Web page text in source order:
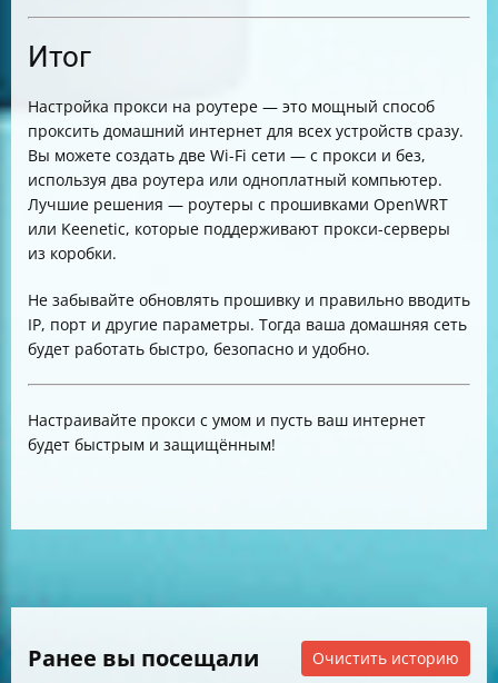
Итог
Настройка прокси на роутере — это мощный способ
проксить домашний интернет для всех устройств сразу.
Вы можете создать две Wi-Fi сети — с прокси и без,
используя два роутера или одноплатный компьютер.
Лучшие решения — роутеры с прошивками OpenWRT
или Keenetic, которые поддерживают прокси-серверы
из коробки.
Не забывайте обновлять прошивку и правильно вводить
IP, порт и другие параметры. Тогда ваша домашняя сеть
будет работать быстро, безопасно и удобно.
Настраивайте прокси с умом и пусть ваш интернет
будет быстрым и защищённым!
Ранее вы посещали Очистить историю